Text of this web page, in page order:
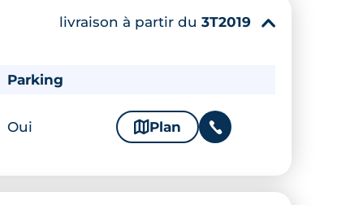
livraison à partir du 3T2019 ▾
Parking
Oui 🗞 Plan 📞